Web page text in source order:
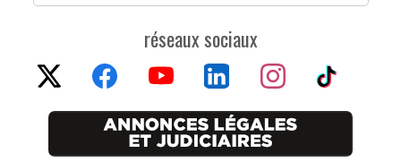
réseaux sociaux